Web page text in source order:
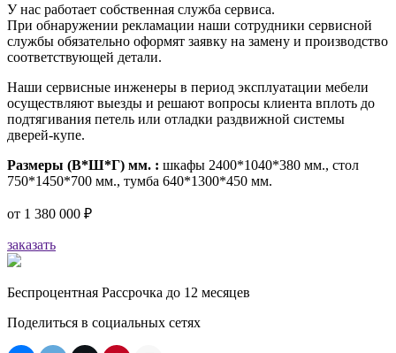
У нас работает собственная служба сервиса.
При обнаружении рекламации наши сотрудники сервисной
службы обязательно оформят заявку на замену и производство
соответствующей детали.
Наши сервисные инженеры в период эксплуатации мебели
осуществляют выезды и решают вопросы клиента вплоть до
подтягивания петель или отладки раздвижной системы
дверей-купе.
Размеры (В*Ш*Г) мм. : шкафы 2400*1040*380 мм., стол
750*1450*700 мм., тумба 640*1300*450 мм.
от 1 380 000 ₽
заказать
Беспроцентная Рассрочка до 12 месяцев
Поделиться в социальных сетях